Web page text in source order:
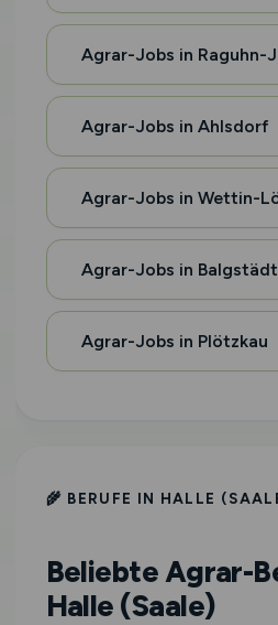
Agrar-Jobs in Raguhn-
Agrar-Jobs in Ahlsdorf
Agrar-Jobs in Wettin-
Agrar-Jobs in Balgstädt
Agrar-Jobs in Plötzkau
🌾 BERUFE IN HALLE
Beliebte Agrar-
Halle (Saale)